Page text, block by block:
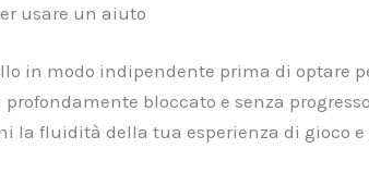
usare un aiuto
in modo indipendente prima di optare
bloccato e senza
la fluidità della tua esperienza di gioco